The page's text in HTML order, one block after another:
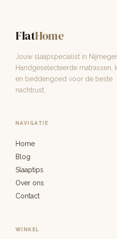
FlatHome
Jouw slaapspecialist in
Handgeselecteerde matrassen,
en beddengoed voor de beste
nachtrust.
NAVIGATIE
Home
Blog
Slaaptips
Over ons
Contact
WINKEL